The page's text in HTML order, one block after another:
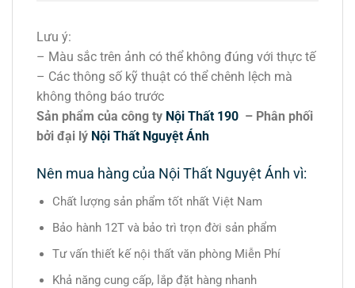
Lưu ý:
– Màu sắc trên ảnh có thể không đúng với thực tế
– Các thông số kỹ thuật có thể chênh lệch mà
không thông báo trước
Sản phẩm của công ty Nội Thất 190 – Phân phối
bởi đại lý Nội Thất Nguyệt Ánh
Nên mua hàng của Nội Thất Nguyệt Ánh vì:
Chất lượng sản phẩm tốt nhất Việt Nam
Bảo hành 12T và bảo trì trọn đời sản phẩm
Tư vấn thiết kế nội thất văn phòng Miễn Phí
Khả năng cung cấp, lắp đặt hàng nhanh